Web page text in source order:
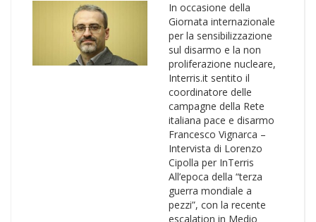
In occasione della
Giornata internazionale
per la sensibilizzazione
sul disarmo e la non
proliferazione nucleare,
Interris.it sentito il
coordinatore delle
campagne della Rete
italiana pace e disarmo
Francesco Vignarca –
Intervista di Lorenzo
Cipolla per InTerris
All’epoca della “terza
guerra mondiale a
pezzi”, con la recente
escalation in Medio